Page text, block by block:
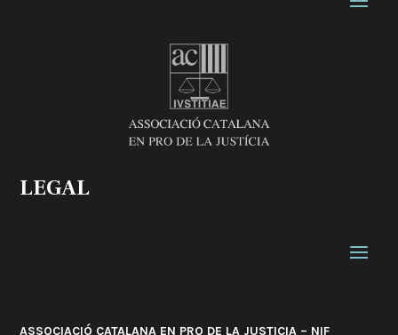
LEGAL
ASSOCIACIÓ CATALANA EN PRO DE LA JUSTICIA – NIF